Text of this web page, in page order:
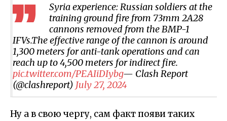
Syria experience: Russian soldiers at the
training ground fire from 73mm 2A28
cannons removed from the BMP-1
IFVs.The effective range of the cannon is around
1,300 meters for anti-tank operations and can
reach up to 4,500 meters for indirect fire.
pic.twitter.com/PEAIiDIybg— Clash Report
(@clashreport) July 27, 2024
Ну а в свою чергу, сам факт появи таких